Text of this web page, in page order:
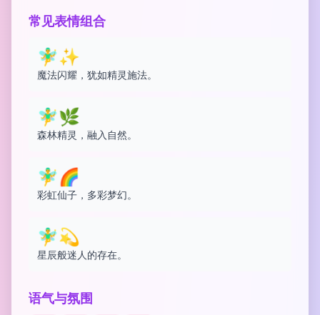
常见表情组合
🧚‍♂️✨
魔法闪耀，犹如精灵施法。
🧚‍♂️🌿
森林精灵，融入自然。
🧚‍♂️🌈
彩虹仙子，多彩梦幻。
🧚‍♂️💫
星辰般迷人的存在。
语气与氛围